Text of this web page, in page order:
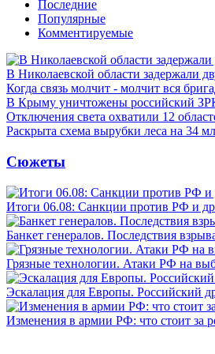
Последние
Популярные
Комментируемые
В Николаевской области задержали
Когда связь молчит - молчит вся
В Крыму уничтожены российский
Отключения света охватили 12
Раскрыта схема вырубки леса на 34
Сюжеты
Итоги 06.08: Санкции против РФ и
Банкет генералов. Последствия
Грязные технологии. Атаки РФ на
Эскалация для Европы. Российский
Изменения в армии РФ: что стоит за